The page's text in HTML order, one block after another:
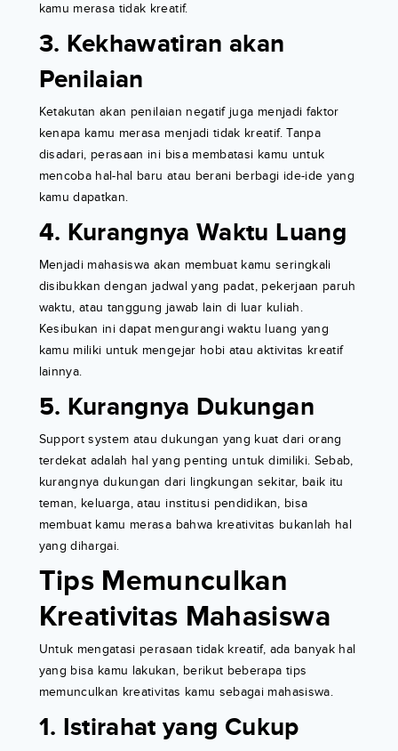
kamu merasa tidak kreatif.
3. Kekhawatiran akan
Penilaian
Ketakutan akan penilaian negatif juga menjadi faktor
kenapa kamu merasa menjadi tidak kreatif. Tanpa
disadari, perasaan ini bisa membatasi kamu untuk
mencoba hal-hal baru atau berani berbagi ide-ide yang
kamu dapatkan.
4. Kurangnya Waktu Luang
Menjadi mahasiswa akan membuat kamu seringkali
disibukkan dengan jadwal yang padat, pekerjaan paruh
waktu, atau tanggung jawab lain di luar kuliah.
Kesibukan ini dapat mengurangi waktu luang yang
kamu miliki untuk mengejar hobi atau aktivitas kreatif
lainnya.
5. Kurangnya Dukungan
Support system atau dukungan yang kuat dari orang
terdekat adalah hal yang penting untuk dimiliki. Sebab,
kurangnya dukungan dari lingkungan sekitar, baik itu
teman, keluarga, atau institusi pendidikan, bisa
membuat kamu merasa bahwa kreativitas bukanlah hal
yang dihargai.
Tips Memunculkan
Kreativitas Mahasiswa
Untuk mengatasi perasaan tidak kreatif, ada banyak hal
yang bisa kamu lakukan, berikut beberapa tips
memunculkan kreativitas kamu sebagai mahasiswa.
1. Istirahat yang Cukup